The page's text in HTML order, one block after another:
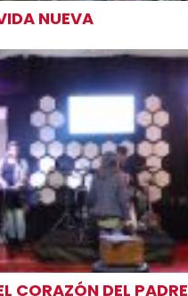
NUEVA
CORAZÓN DEL PADRE